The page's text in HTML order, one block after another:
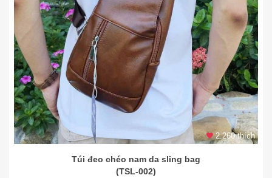
2.260 thích
Túi đeo chéo nam da sling bag
(TSL-002)